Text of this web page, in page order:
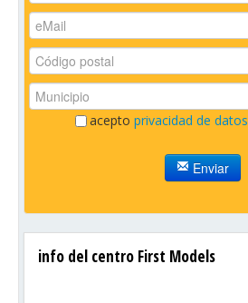
acepto privacidad de datos
Enviar
info del centro First Models